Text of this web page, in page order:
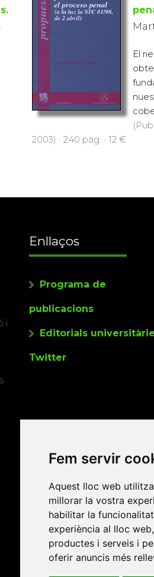
Fem servir
Aquest lloc web
millorar la vostra
habilitar la
experiència al lloc web,
productes i serveis i
oferir anuncis més
El
2003) · 240 pàg. · 12 €
i
Enllaços
Programa de
publicacions
Editorials
Twitter